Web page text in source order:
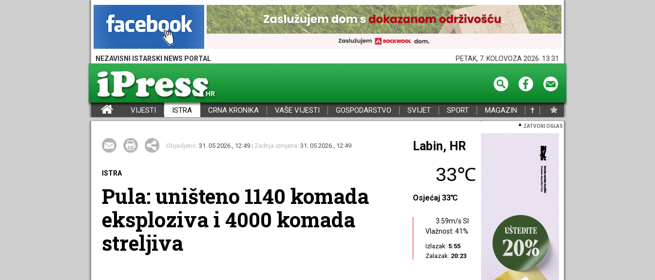
NEZAVISNI ISTARSKI NEWS PORTAL PETAK, 7. KOLOVOZA 2026. 13:31
VIJESTI ISTRA CRNA KRONIKA VAŠE VIJESTI GOSPODARSTVO SVIJET SPORT MAGAZIN †
ZATVORI OGLAS
Objavljeno: 31. 05 2026., 12:49 | Zadnja izmjena: 31. 05 2026., 12:49
ISTRA
Pula: uništeno 1140 komada
eksploziva i 4000 komada
streljiva
Poreč, HR
32℃
Osjećaj 34℃
4.38m/s SZ
Vlažnost: 47%
Izlazak: 5:57
Zalazak: 20:25